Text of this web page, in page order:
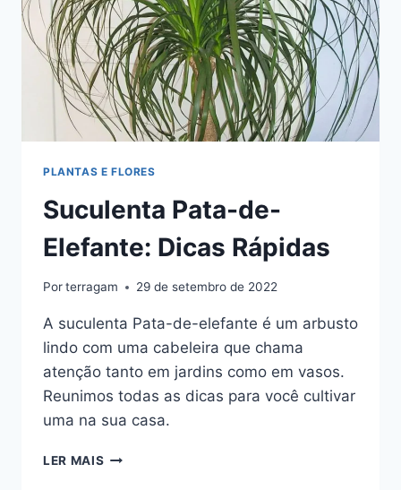
PLANTAS E FLORES
Suculenta Pata-de-
Elefante: Dicas Rápidas
Porterragam 29 de setembro de 2022
A suculenta Pata-de-elefante é um arbusto
lindo com uma cabeleira que chama
atenção tanto em jardins como em vasos.
Reunimos todas as dicas para você cultivar
uma na sua casa.
LER MAIS SUCULENTA